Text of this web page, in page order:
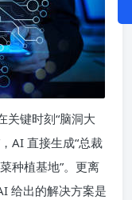
关键时刻“脑洞大
AI 直接生成“总裁
种植基地”。更离
给出的解决方案是